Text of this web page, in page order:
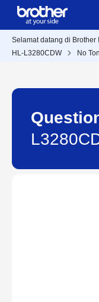
Selamat datang di Brother
HL-L3280CDW
No